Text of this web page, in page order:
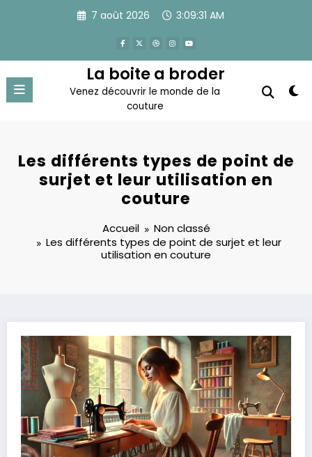
7 août 2026 3:09:32 AM
La boite a broder
Venez découvrir le monde de la
couture
Les différents types de point de
surjet et leur utilisation en
couture
Accueil
Non classé
Les différents types de point de surjet et leur
utilisation en couture